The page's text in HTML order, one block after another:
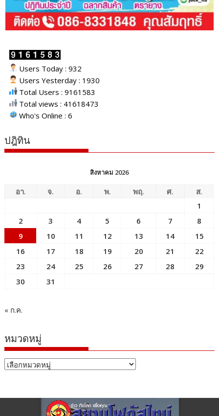
Users Today : 932
Users Yesterday : 1930
Total Users : 9161583
Total views : 41618473
Who's Online : 6
ปฎิทิน
สิงหาคม 2026
อา. จ. อ. พ. พฤ. ศ.
ส.
1
2
3 4 5 6 7
8
9
10 11 12 13 14
15
16
17 18 19 20 21
22
23
24 25 26 27 28
29
30
31
« ก.ค.
หมวดหมู่
หมวด